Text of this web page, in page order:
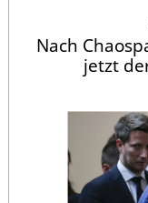
Nach
jetzt